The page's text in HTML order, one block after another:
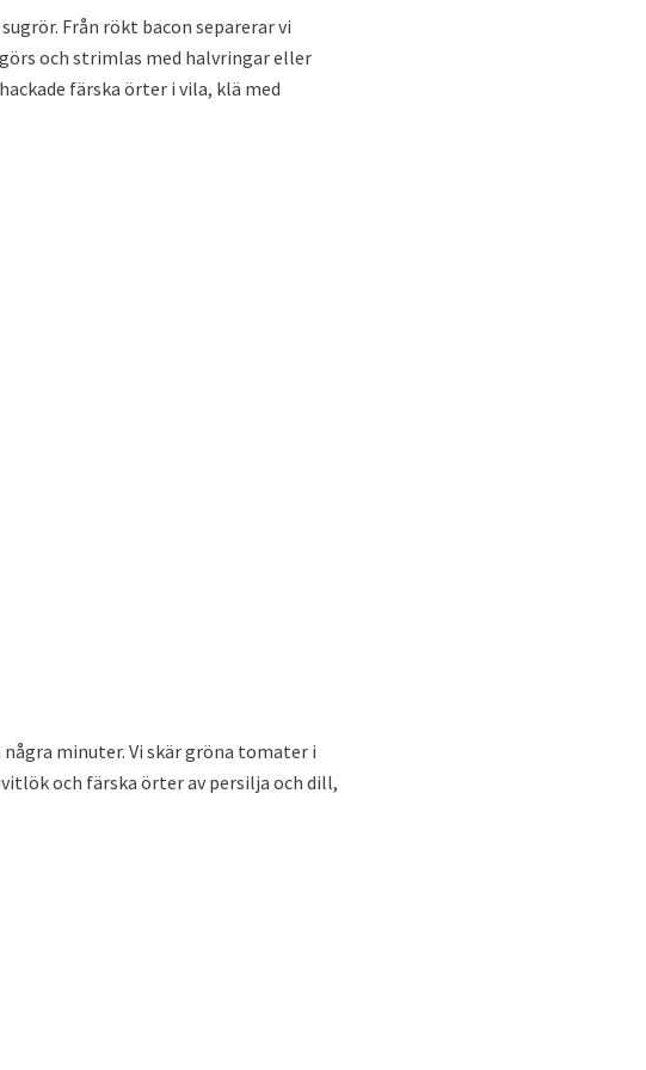
Från rökt bacon separerar vi
och strimlas med halvringar eller
färska örter i vila, klä med
minuter. Vi skär gröna tomater i
och färska örter av persilja och dill,